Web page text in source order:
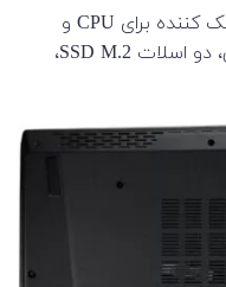
با برداشتن قاب زیر لپ تاپ، 2 فن خنک کننده برای CPU و
GPU و، یک هارد 1 ترابایتی 2.5 اینچی، دو اسلات SSD M.2،